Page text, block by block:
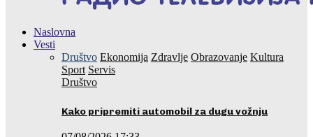
Naslovna
Vesti
Društvo Ekonomija Zdravlje Obrazovanje Kultura
Sport Servis
Društvo
Kako pripremiti automobil za dugu vožnju